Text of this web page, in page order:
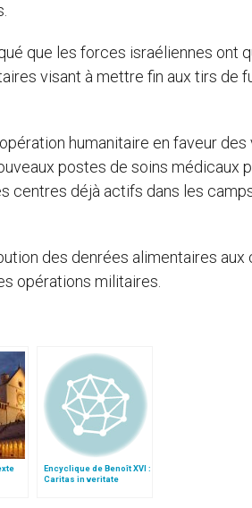
que les forces israéliennes ont
visant à mettre fin aux tirs de
humanitaire en faveur
postes de soins médicaux
centres déjà actifs dans les
des denrées alimentaires aux
opérations militaires.
Encyclique de Benoît XVI :
Caritas in veritate